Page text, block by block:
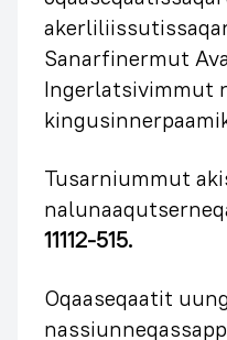
Sanarfinermut
Ingerlatsivimmut
Tusarniummut
11112-515.
Oqaaseqaatit